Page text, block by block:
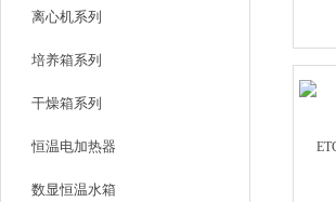
离心机系列
培养箱系列
干燥箱系列
恒温电加热器
数显恒温水箱